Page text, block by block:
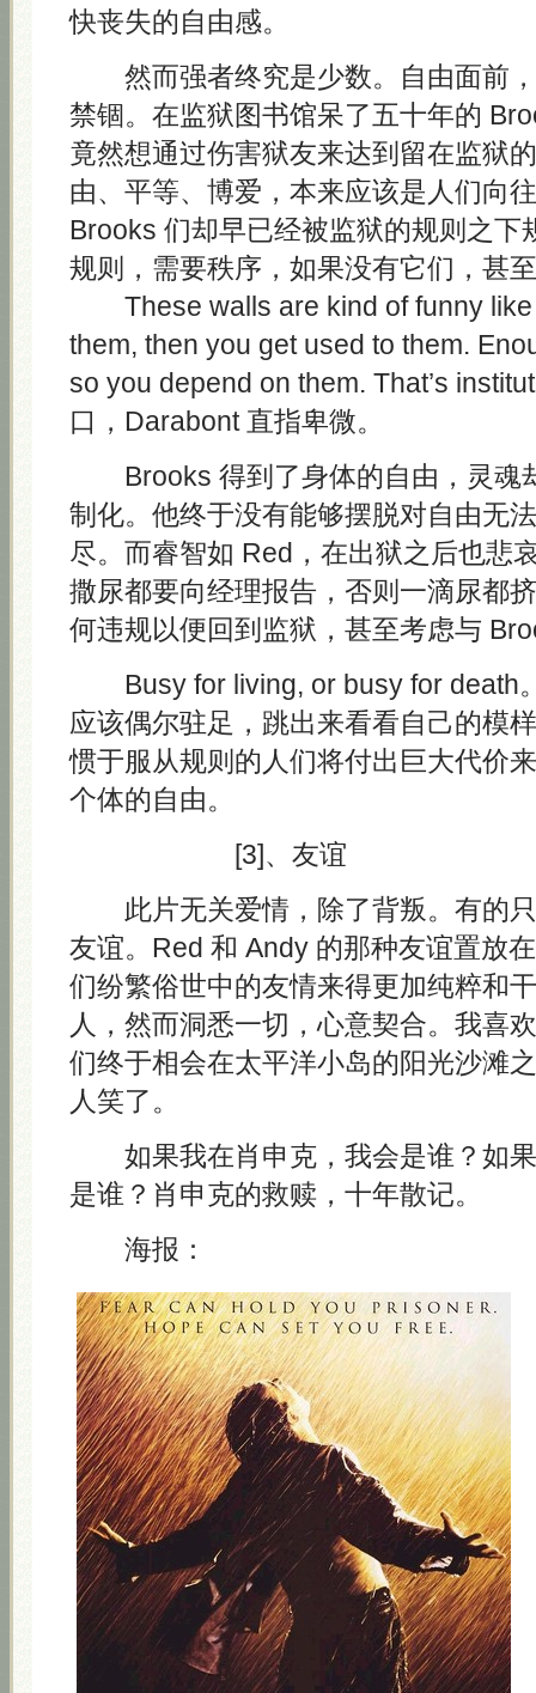
快丧失的自由感。
然而强者终究是少数。自由面前，
禁锢。在监狱图书馆呆了五十年的
竟然想通过伤害狱友来达到留在监狱
由、平等、博爱，本来应该是人们向
Brooks 们却早已经被监狱的规则之下
规则，需要秩序，如果没有它们，甚
These walls are kind of funny like
them, then you get used to them.
so you depend on them. That’s
口，Darabont 直指卑微。
Brooks 得到了身体的自由，灵魂
制化。他终于没有能够摆脱对自由无
尽。而睿智如 Red，在出狱之后也悲
撒尿都要向经理报告，否则一滴尿都
何违规以便回到监狱，甚至考虑与
Busy for living, or busy for death
应该偶尔驻足，跳出来看看自己的模
惯于服从规则的人们将付出巨大代价
个体的自由。
[3]、友谊
此片无关爱情，除了背叛。有的只
友谊。Red 和 Andy 的那种友谊置放
们纷繁俗世中的友情来得更加纯粹和
人，然而洞悉一切，心意契合。我喜
们终于相会在太平洋小岛的阳光沙滩
人笑了。
如果我在肖申克，我会是谁？如果
是谁？肖申克的救赎，十年散记。
海报：